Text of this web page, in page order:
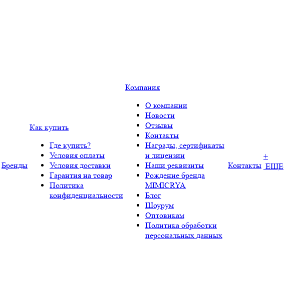
Бренды
Как купить
Где купить?
Условия оплаты
Условия доставки
Гарантия на товар
Политика
конфиденциальности
Компания
О компании
Новости
Отзывы
Контакты
Награды, сертификаты
и лицензии
Наши реквизиты
Рождение бренда
MIMICRYA
Блог
Шоурум
Оптовикам
Политика обработки
персональных данных
Контакты
+
ЕЩЕ